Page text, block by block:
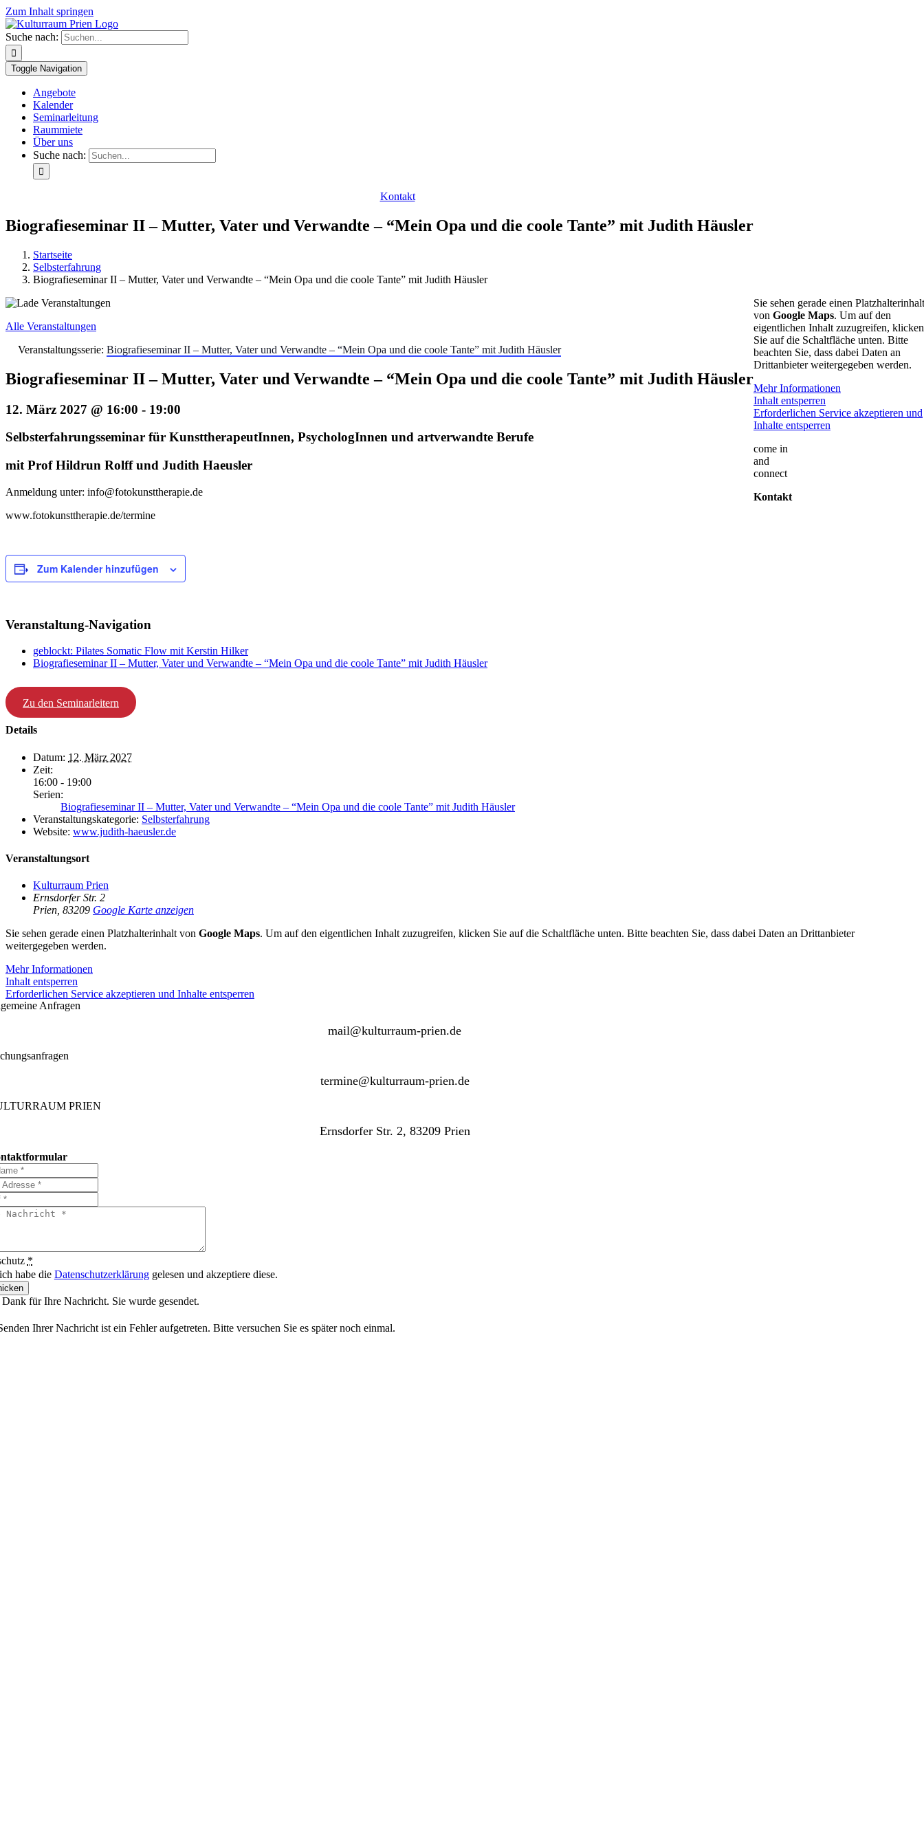
Zum Inhalt springen
Suche nach:
Toggle Navigation
Angebote
Kalender
Seminarleitung
Raummiete
Über uns
Suche nach:
Kontakt
Biografieseminar II – Mutter, Vater und Verwandte – “Mein Opa und die coole Tante” mit Judith Häusler
Startseite
Selbsterfahrung
Biografieseminar II – Mutter, Vater und Verwandte – “Mein Opa und die coole Tante” mit Judith Häusler
Alle Veranstaltungen
Veranstaltungsserie: Biografieseminar II – Mutter, Vater und Verwandte – “Mein Opa und die coole Tante” mit Judith Häusler
Biografieseminar II – Mutter, Vater und Verwandte – “Mein Opa und die coole Tante” mit Judith Häusler
12. März 2027 @ 16:00 - 19:00
Selbsterfahrungsseminar für KunsttherapeutInnen, PsychologInnen und artverwandte Berufe
mit Prof Hildrun Rolff und Judith Haeusler
Anmeldung unter: info@fotokunsttherapie.de
www.fotokunsttherapie.de/termine
Zum Kalender hinzufügen
Veranstaltung-Navigation
geblockt: Pilates Somatic Flow mit Kerstin Hilker
Biografieseminar II – Mutter, Vater und Verwandte – “Mein Opa und die coole Tante” mit Judith Häusler
Zu den Seminarleitern
Details
Datum: 12. März 2027
Zeit:
16:00 - 19:00
Serien:
Biografieseminar II – Mutter, Vater und Verwandte – “Mein Opa und die coole Tante” mit Judith Häusler
Veranstaltungskategorie: Selbsterfahrung
Website: www.judith-haeusler.de
Veranstaltungsort
Kulturraum Prien
Ernsdorfer Str. 2
Prien 83209 Google Karte anzeigen
Sie sehen gerade einen Platzhalterinhalt von Google Maps. Um auf den eigentlichen Inhalt zuzugreifen, klicken Sie auf die Schaltfläche unten. Bitte beachten Sie, dass dabei Daten an Drittanbieter
weitergegeben werden.
Mehr Informationen
Inhalt entsperren
Erforderlichen Service akzeptieren und Inhalte entsperren
Sie sehen gerade einen Platzhalterinhalt
von Google Maps. Um auf den
eigentlichen Inhalt zuzugreifen, klicken
Sie auf die Schaltfläche unten. Bitte
beachten Sie, dass dabei Daten an
Drittanbieter weitergegeben werden.
Mehr Informationen
Inhalt entsperren
Erforderlichen Service akzeptieren und
Inhalte entsperren
come in
and
connect
Kontakt
Anfragen
mail@kulturraum-prien.de
termine@kulturraum-prien.de
PRIEN
Ernsdorfer Str. 2, 83209 Prien
*
habe die Datenschutzerklärunggelesen und akzeptiere diese.
für Ihre Nachricht. Sie wurde gesendet.
Ihrer Nachricht ist ein Fehler aufgetreten. Bitte versuchen Sie es später noch einmal.